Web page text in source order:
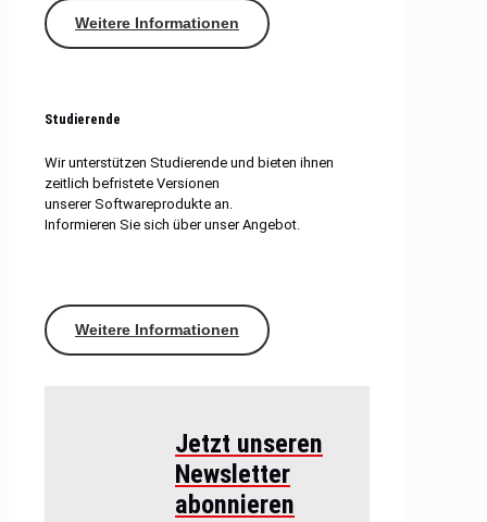
Weitere Informationen
Studierende
Wir unterstützen Studierende und bieten ihnen
zeitlich befristete Versionen
unserer Softwareprodukte an.
Informieren Sie sich über unser Angebot.
Weitere Informationen
Jetzt unseren
Newsletter
abonnieren